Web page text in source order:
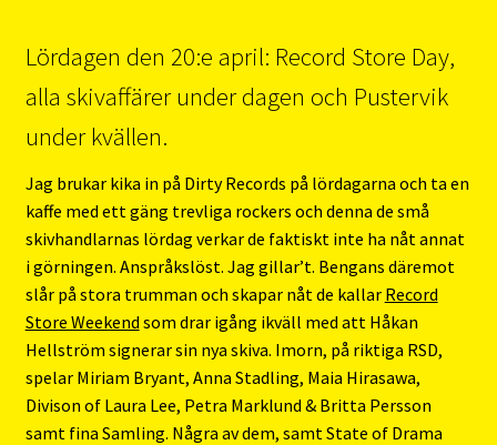
Lördagen den 20:e april: Record Store Day,
alla skivaffärer under dagen och Pustervik
under kvällen.
Jag brukar kika in på Dirty Records på lördagarna och ta en
kaffe med ett gäng trevliga rockers och denna de små
skivhandlarnas lördag verkar de faktiskt inte ha nåt annat
i görningen. Anspråkslöst. Jag gillar’t. Bengans däremot
slår på stora trumman och skapar nåt de kallar Record
Store Weekend som drar igång ikväll med att Håkan
Hellström signerar sin nya skiva. Imorn, på riktiga RSD,
spelar Miriam Bryant, Anna Stadling, Maia Hirasawa,
Divison of Laura Lee, Petra Marklund & Britta Persson
samt fina Samling. Några av dem, samt State of Drama